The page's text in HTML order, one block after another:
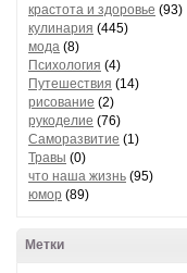
крастота и здоровье (93)
кулинария (445)
мода (8)
Психология (4)
Путешествия (14)
рисование (2)
рукоделие (76)
Саморазвитие (1)
Травы (0)
что наша жизнь (95)
юмор (89)
Метки